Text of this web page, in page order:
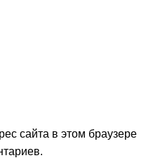
сайта в этом браузере